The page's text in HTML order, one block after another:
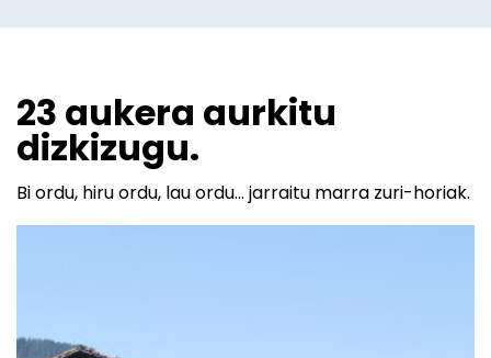
23 aukera aurkitu
dizkizugu.
Bi ordu, hiru ordu, lau ordu... jarraitu marra zuri-horiak.